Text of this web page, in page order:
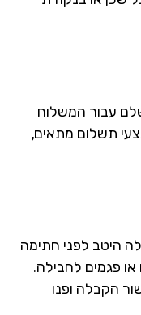
המשלוח
מתאים,
לפני חתימה
לחבילה.
ופנו